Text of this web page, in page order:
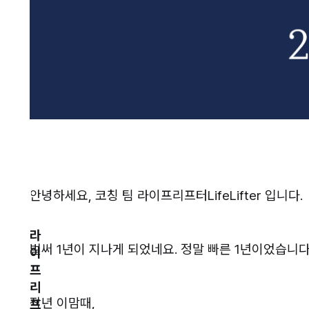
안녕하세요, 코칭 팀 라이프리프터LifeLifter 입니다.
벌써 1년이 지나게 되었네요. 정말 빠른 1년이었습니
작년 이맘때,
라
이
프
리
프